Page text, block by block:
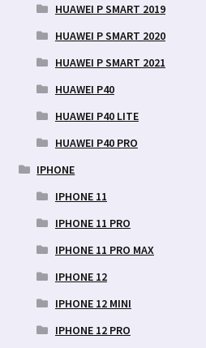
HUAWEI P SMART 2019
HUAWEI P SMART 2020
HUAWEI P SMART 2021
HUAWEI P40
HUAWEI P40 LITE
HUAWEI P40 PRO
IPHONE
IPHONE 11
IPHONE 11 PRO
IPHONE 11 PRO MAX
IPHONE 12
IPHONE 12 MINI
IPHONE 12 PRO